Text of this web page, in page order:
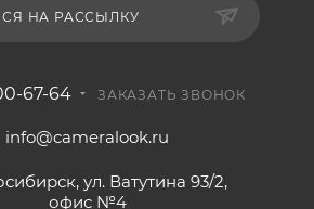
НА РАССЫЛКУ
67-64 ЗАКАЗАТЬ ЗВОНОК
info@cameralook.ru
ул. Ватутина 93/2,
офис №4